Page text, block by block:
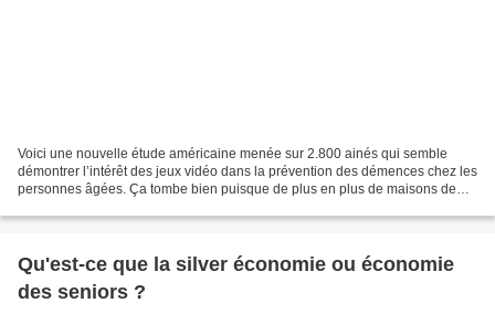
Voici une nouvelle étude américaine menée sur 2.800 ainés qui semble
démontrer l’intérêt des jeux vidéo dans la prévention des démences chez les
personnes âgées. Ça tombe bien puisque de plus en plus de maisons de
Qu'est-ce que la silver économie ou économie
des seniors ?